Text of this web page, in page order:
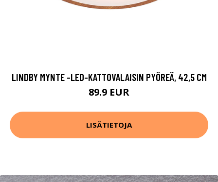
LINDBY MYNTE -LED-KATTOVALAISIN PYÖREÄ, 42,5 CM
89.9 EUR
LISÄTIETOJA